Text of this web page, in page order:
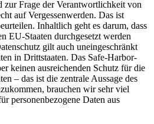
zur Frage der Verantwortlichkeit von
auf Vergessenwerden. Das ist
Inhaltlich geht es darum, dass
EU-Staaten durchgesetzt werden
gilt auch uneingeschränkt
in Drittstaaten. Das Safe-Harbor-
keinen ausreichenden Schutz für die
– das ist die zentrale Aussage des
brauchen wir sehr viel
personenbezogene Daten aus